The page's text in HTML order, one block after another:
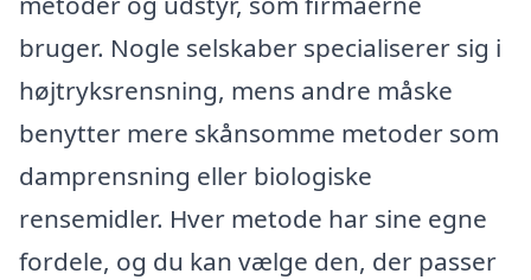
bruger. Nogle selskaber specialiserer sig i
højtryksrensning, mens andre måske
benytter mere skånsomme metoder som
damprensning eller biologiske
rensemidler. Hver metode har sine egne
fordele, og du kan vælge den, der passer